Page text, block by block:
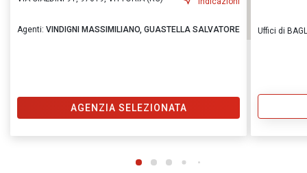
Agenti: VINDIGNI MASSIMILIANO, GUASTELLA SALVATORE
AGENZIA SELEZIONATA
Uffici di